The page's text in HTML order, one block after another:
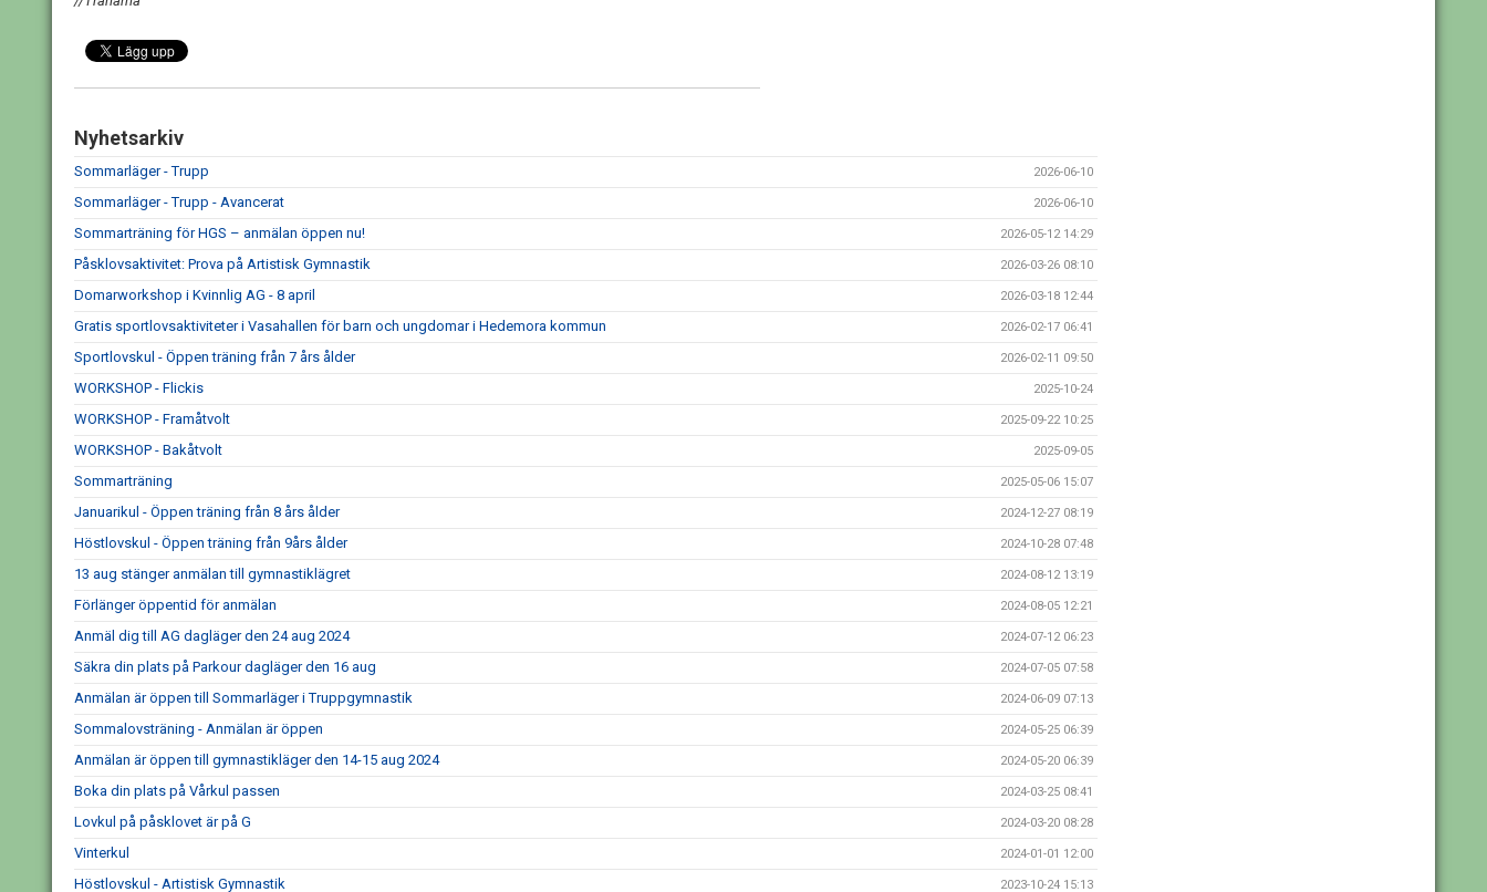
Nyhetsarkiv
Sommarläger - Trupp 2026-06-10
Sommarläger - Trupp - Avancerat 2026-06-10
Sommarträning för HGS – anmälan öppen nu! 2026-05-12 14:29
Påsklovsaktivitet: Prova på Artistisk Gymnastik 2026-03-26 08:10
Domarworkshop i Kvinnlig AG - 8 april 2026-03-18 12:44
Gratis sportlovsaktiviteter i Vasahallen för barn och ungdomar i Hedemora kommun 2026-02-17 06:41
Sportlovskul - Öppen träning från 7 års ålder 2026-02-11 09:50
WORKSHOP - Flickis 2025-10-24
WORKSHOP - Framåtvolt 2025-09-22 10:25
WORKSHOP - Bakåtvolt 2025-09-05
Sommarträning 2025-05-06 15:07
Januarikul - Öppen träning från 8 års ålder 2024-12-27 08:19
Höstlovskul - Öppen träning från 9års ålder 2024-10-28 07:48
13 aug stänger anmälan till gymnastiklägret 2024-08-12 13:19
Förlänger öppentid för anmälan 2024-08-05 12:21
Anmäl dig till AG dagläger den 24 aug 2024 2024-07-12 06:23
Säkra din plats på Parkour dagläger den 16 aug 2024-07-05 07:58
Anmälan är öppen till Sommarläger i Truppgymnastik 2024-06-09 07:13
Sommalovsträning - Anmälan är öppen 2024-05-25 06:39
Anmälan är öppen till gymnastikläger den 14-15 aug 2024 2024-05-20 06:39
Boka din plats på Vårkul passen 2024-03-25 08:41
Lovkul på påsklovet är på G 2024-03-20 08:28
Vinterkul 2024-01-01 12:00
Höstlovskul - Artistisk Gymnastik 2023-10-24 15:13